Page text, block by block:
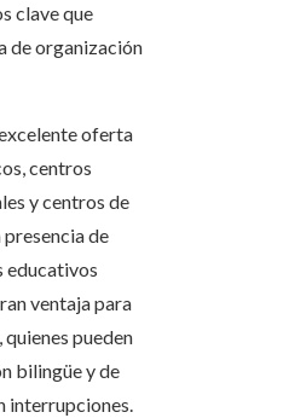
clave que
de organización
oferta
centros
y centros de
presencia de
educativos
ventaja para
pueden
bilingüe y de
interrupciones.